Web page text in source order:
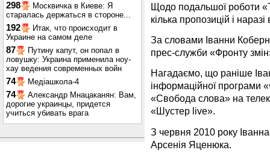
298
Москвичка в Киеве: Я
старалась держаться в стороне...
192
Итак, что происходит в
Украине на самом деле
87
Путину капут, он попал в
ловушку: Украина применила ноу-
хау ведения современных войн
74 Медіашкола-4
74
Александр Мнацаканян: Вам,
дорогие украинцы, придется
учиться убивать врага
Щодо подальшої роботи
кілька пропозицій і
За словами Іванни
прес-служби «Фронту
Нагадаємо, що раніше
інформаційної програми
«Свобода слова» на
«Шустер live».
З червня 2010 року
Арсенія Яценюка.